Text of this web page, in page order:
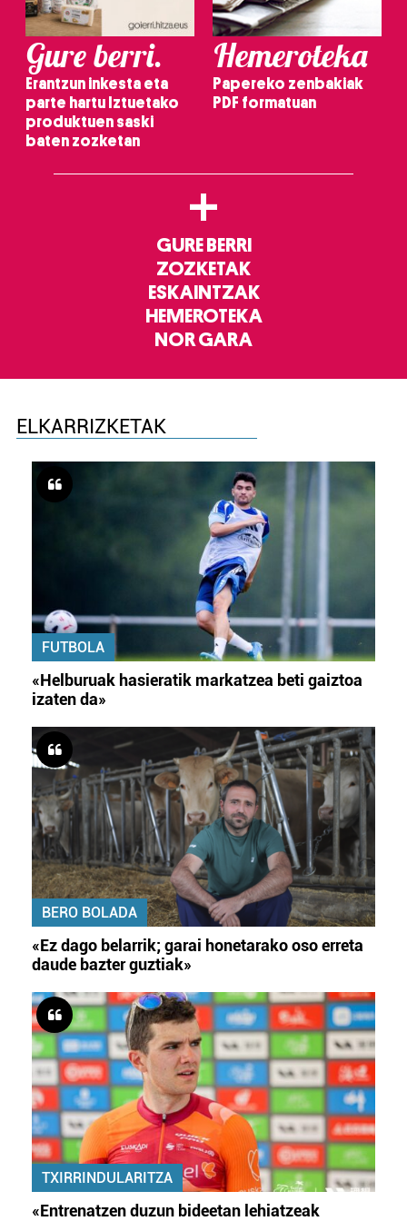
Gure berri.
Erantzun inkesta eta
parte hartu Iztuetako
produktuen saski
baten zozketan
Hemeroteka
Papereko zenbakiak
PDF formatuan
+
GURE BERRI
ZOZKETAK
ESKAINTZAK
HEMEROTEKA
NOR GARA
ELKARRIZKETAK
FUTBOLA
«Helburuak hasieratik markatzea beti gaiztoa
izaten da»
BERO BOLADA
«Ez dago belarrik; garai honetarako oso erreta
daude bazter guztiak»
TXIRRINDULARITZA
«Entrenatzen duzun bideetan lehiatzeak